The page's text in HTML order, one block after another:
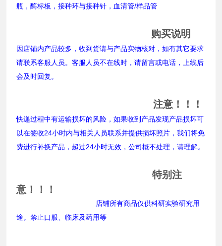
瓶，酶标板，接种环与接种针，血清管/样品管
购买说明
因店铺内产品较多，收到货请与产品实物核对，如有其它要求
请联系客服人员。客服人员不在线时，请留言或电话，上线后
会及时回复。
注意！！！
快递过程中有运输损坏的风险，如果收到产品发现产品损坏可
以在签收24小时内与相关人员联系并提供损坏照片，我们将免
费进行补换产品，超过24小时无效，公司概不处理，请理解。
特别注
意！！！
店铺所有商品仅供科研实验研究用
途。禁止口服、临床及药用等